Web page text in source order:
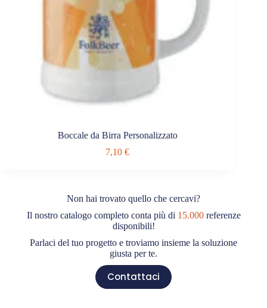
Boccale da Birra Personalizzato
7,10€
Non hai trovato quello che cercavi?
Il nostro catalogo completo conta più di 15.000referenze
disponibili!
Parlaci del tuo progetto e troviamo insieme la soluzione
giusta per te.
Contattaci